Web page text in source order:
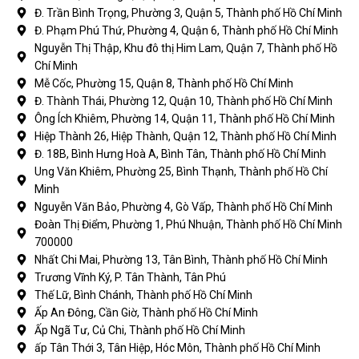
Đ. Trần Bình Trọng, Phường 3, Quận 5, Thành phố Hồ Chí Minh
Đ. Phạm Phú Thứ, Phường 4, Quận 6, Thành phố Hồ Chí Minh
Nguyễn Thị Thập, Khu đô thị Him Lam, Quận 7, Thành phố Hồ
Chí Minh
Mễ Cốc, Phường 15, Quận 8, Thành phố Hồ Chí Minh
Đ. Thành Thái, Phường 12, Quận 10, Thành phố Hồ Chí Minh
Ông Ích Khiêm, Phường 14, Quận 11, Thành phố Hồ Chí Minh
Hiệp Thành 26, Hiệp Thành, Quận 12, Thành phố Hồ Chí Minh
Đ. 18B, Bình Hưng Hoà A, Bình Tân, Thành phố Hồ Chí Minh
Ung Văn Khiêm, Phường 25, Bình Thạnh, Thành phố Hồ Chí
Minh
Nguyễn Văn Bảo, Phường 4, Gò Vấp, Thành phố Hồ Chí Minh
Đoàn Thị Điểm, Phường 1, Phú Nhuận, Thành phố Hồ Chí Minh
700000
Nhất Chi Mai, Phường 13, Tân Bình, Thành phố Hồ Chí Minh
Trương Vĩnh Ký, P. Tân Thành, Tân Phú
Thế Lữ, Bình Chánh, Thành phố Hồ Chí Minh
Ấp An Đông, Cần Giờ, Thành phố Hồ Chí Minh
Ấp Ngã Tư, Củ Chi, Thành phố Hồ Chí Minh
ấp Tân Thới 3, Tân Hiệp, Hóc Môn, Thành phố Hồ Chí Minh